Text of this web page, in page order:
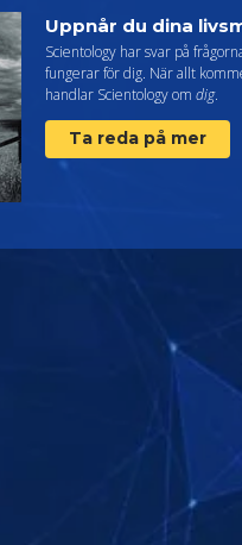
Uppnår du dina
Scientology har svar på
fungerar för dig. När allt
handlar Scientology om dig.
Ta reda på mer